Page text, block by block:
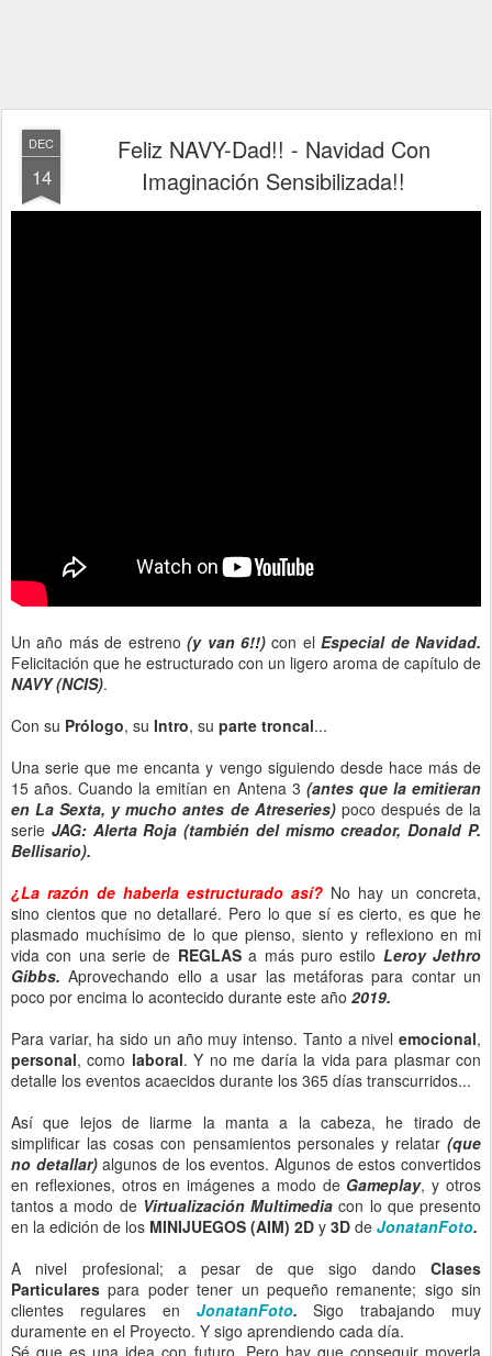
DEC
14
Feliz NAVY-Dad!! - Navidad Con
Imaginación Sensibilizada!!
Un año más de estreno(y van 6!!)con elEspecial de Navidad.
Felicitación que he estructurado con un ligero aroma de capítulo de
NAVY (NCIS).
Con su Prólogo, su Intro, su parte troncal...
Una serie que me encanta y vengo siguiendo desde hace más de
15 años. Cuando la emitían en Antena 3 (antes que la emitieran
en La Sexta, y mucho antes de Atreseries) poco después de la
serie JAG: Alerta Roja (también del mismo creador, Donald P.
Bellisario).
¿La razón de haberla estructurado así? No hay un concreta,
sino cientos que no detallaré. Pero lo que sí es cierto, es que he
plasmado muchísimo de lo que pienso, siento y reflexiono en mi
vida con una serie de REGLASa más puro estilo Leroy Jethro
Gibbs. Aprovechando ello a usar las metáforas para contar un
poco por encima lo acontecido durante este año 2019.
Para variar, ha sido un año muy intenso. Tanto a nivel emocional,
personal, como laboral. Y no me daría la vida para plasmar con
detalle los eventos acaecidos durante los 365 días transcurridos...
Así que lejos de liarme la manta a la cabeza, he tirado de
simplificar las cosas con pensamientos personales y relatar(que
no detallar)algunos de los eventos. Algunos de estos convertidos
en reflexiones, otros en imágenes a modo de Gameplay, y otros
tantos a modo de Virtualización Multimediacon lo que presento
en la edición de los MINIJUEGOS (AIM) 2D y 3D de JonatanFoto.
A nivel profesional; a pesar de que sigo dando Clases
Particulares para poder tener un pequeño remanente; sigo sin
clientes regulares en JonatanFoto.Sigo trabajando muy
duramente en el Proyecto. Y sigo aprendiendo cada día.
Sé que es una idea con futuro. Pero hay que conseguir moverla